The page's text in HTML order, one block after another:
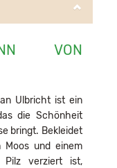
VON
Ulbricht ist ein
die Schönheit
bringt. Bekleidet
Moos und einem
Pilz verziert ist,